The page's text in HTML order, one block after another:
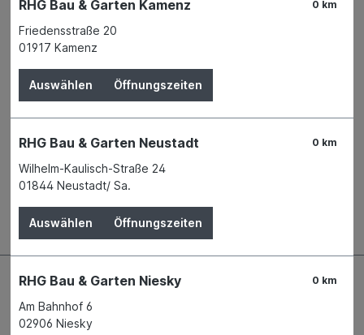
Derzeit in keiner Filiale verfügbar
Produktnummer:
Anschrift
Uhlmannstr. 35
E-Mail
info@hawe-werkzeuge.de
0 km
RHG Bau & Garten Kamenz
Friedensstraße 20
01917 Kamenz
Auswählen Öffnungszeiten
0 km
RHG Bau & Garten Neustadt
Wilhelm-Kaulisch-Straße 24
01844 Neustadt/ Sa.
Auswählen Öffnungszeiten
0 km
RHG Bau & Garten Niesky
Am Bahnhof 6
02906 Niesky